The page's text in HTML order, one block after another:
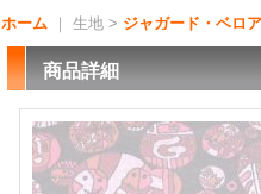
ホーム ｜ 生地 > ジャガード・ベロア
商品詳細